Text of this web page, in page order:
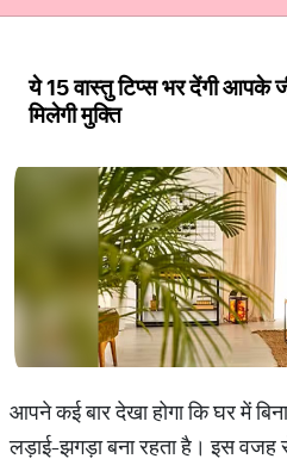
ये 15 वास्तु टिप्स भर देंगी आपके
मिलेगी मुक्ति
आपने कई बार देखा होगा कि घर में
लड़ाई-झगड़ा बना रहता है। इस